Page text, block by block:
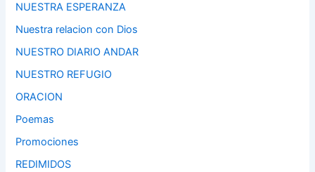
NUESTRA ESPERANZA
Nuestra relacion con Dios
NUESTRO DIARIO ANDAR
NUESTRO REFUGIO
ORACION
Poemas
Promociones
REDIMIDOS